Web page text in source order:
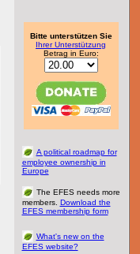
Bitte unterstützen Sie
Ihrer Unterstützung
Betrag in Euro:
A political roadmap for
employee ownership in
Europe
The EFES needs more
members. Download the
EFES membership form
What's new on the
EFES website?